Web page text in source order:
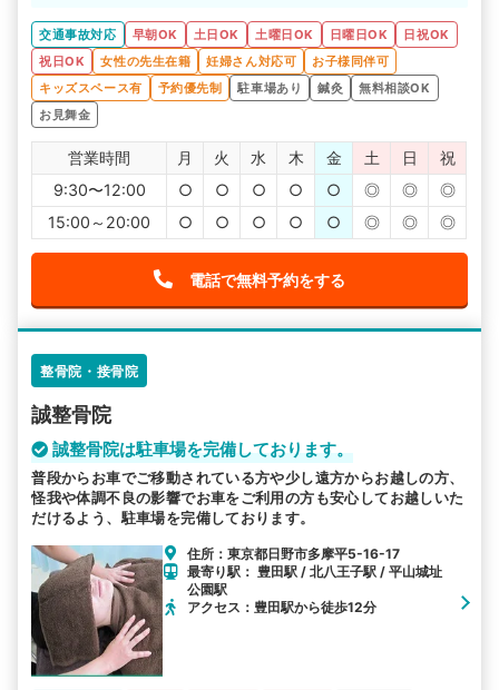
交通事故対応 早朝OK 土日OK 土曜日OK 日曜日OK
日祝OK
祝日OK
女性の先生在籍 妊婦さん対応可
お子様同伴可
キッズスペース有
予約優先制 駐車場あり 鍼灸
無料相談OK
お見舞金
営業時間 月 火 水 木 金 土 日
祝
9:30〜12:00
○ ○ ○ ○ ○ ◎ ◎
◎
15:00～20:00
○ ○ ○ ○ ○ ◎ ◎ ◎
電話で無料予約をする
整骨院・接骨院
誠整骨院
誠整骨院は駐車場を完備しております。
普段からお車でご移動されている方や少し遠方からお越しの方、
怪我や体調不良の影響でお車をご利用の方も安心してお越しいた
だけるよう、駐車場を完備しております。
住所：東京都日野市多摩平5-16-17
最寄り駅： 豊田駅 / 北八王子駅 / 平山城址
公園駅
アクセス：豊田駅から徒歩12分